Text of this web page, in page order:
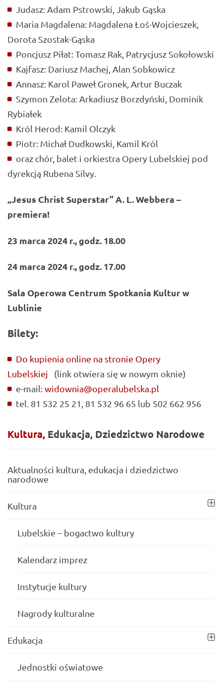
Judasz: Adam Pstrowski, Jakub Gąska
Maria Magdalena: Magdalena Łoś-Wojcieszek,
Dorota Szostak-Gąska
Poncjusz Piłat: Tomasz Rak, Patrycjusz Sokołowski
Kajfasz: Dariusz Machej, Alan Sobkowicz
Annasz: Karol Paweł Gronek, Artur Buczak
Szymon Zelota: Arkadiusz Borzdyński, Dominik
Rybiałek
Król Herod: Kamil Olczyk
Piotr: Michał Dudkowski, Kamil Król
oraz chór, balet i orkiestra Opery Lubelskiej pod
dyrekcją Rubena Silvy.
„Jesus Christ Superstar” A. L. Webbera –
premiera!
23 marca 2024 r., godz. 18.00
24 marca 2024 r., godz. 17.00
Sala Operowa Centrum Spotkania Kultur w
Lublinie
Bilety:
Do kupienia online na stronie Opery
Lubelskiej
(link otwiera się w nowym oknie)
e-mail:widownia@operalubelska.pl
tel. 81 532 25 21, 81 532 96 65 lub 502 662 956
Kultura, Edukacja, Dziedzictwo Narodowe
Aktualności kultura, edukacja i dziedzictwo
narodowe
Kultura
Lubelskie – bogactwo kultury
Kalendarz imprez
Instytucje kultury
Nagrody kulturalne
Edukacja
Jednostki oświatowe